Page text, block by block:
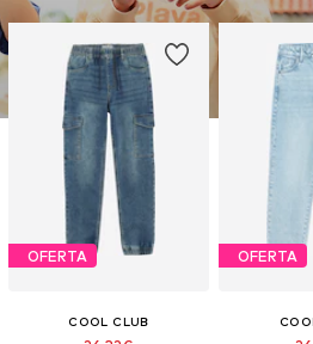
OFERTA
COOL CLUB
OFERTA